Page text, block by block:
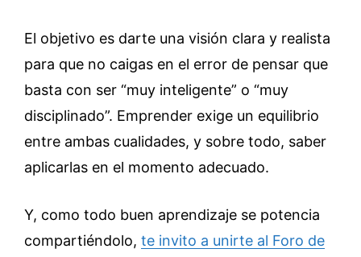
El objetivo es darte una visión clara y realista
para que no caigas en el error de pensar que
basta con ser “muy inteligente” o “muy
disciplinado”. Emprender exige un equilibrio
entre ambas cualidades, y sobre todo, saber
aplicarlas en el momento adecuado.
Y, como todo buen aprendizaje se potencia
compartiéndolo, te invito a unirte al Foro de